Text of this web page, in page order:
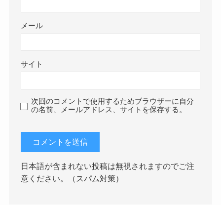
メール
サイト
次回のコメントで使用するためブラウザーに自分
の名前、メールアドレス、サイトを保存する。
日本語が含まれない投稿は無視されますのでご注
意ください。（スパム対策）